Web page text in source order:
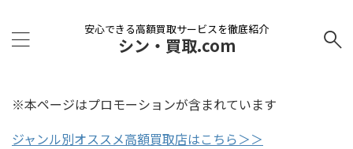
安心できる高額買取サービスを徹底紹介
シン・買取.com
※本ページはプロモーションが含まれています
ジャンル別オススメ高額買取店はこちら＞＞